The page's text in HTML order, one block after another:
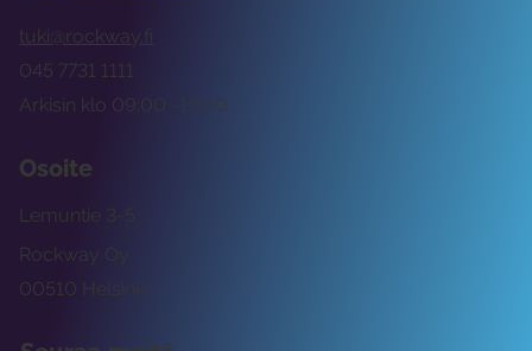
tuki@rockway.fi
Arkisin klo 09:00 -15:00
045 7731 1111
Osoite
Rockway Oy
Lemuntie 3-5
00510 Helsinki